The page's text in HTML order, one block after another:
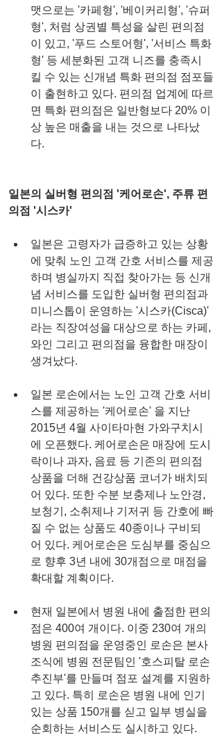
맷으로는 '카페형', '베이커리형', '슈퍼
형', 처럼 상권별 특성을 살린 편의점
이 있고, '푸드 스토어형', '서비스 특화
형' 등 세분화된 고객 니즈를 충족시
킬 수 있는 신개념 특화 편의점 점포들
이 출현하고 있다. 편의점 업계에 따르
면 특화 편의점은 일반형보다 20% 이
상 높은 매출을 내는 것으로 나타났
다.
일본의 실버형 편의점 '케어로손', 주류 편
의점 '시스카'
일본은 고령자가 급증하고 있는 상황
에 맞춰 노인 고객 간호 서비스를 제공
하며 병실까지 직접 찾아가는 등 신개
념 서비스를 도입한 실버형 편의점과
미니스톱이 운영하는 '시스카(Cisca)'
라는 직장여성을 대상으로 하는 카페,
와인 그리고 편의점을 융합한 매장이
생겨났다.
일본 로손에서는 노인 고객 간호 서비
스를 제공하는 '케어로손' 을 지난
2015년 4월 사이타마현 가와구치시
에 오픈했다. 케어로손은 매장에 도시
락이나 과자, 음료 등 기존의 편의점
상품을 더해 건강상품 코너가 배치되
어 있다. 또한 수분 보충제나 노안경,
보청기, 소취제나 기저귀 등 간호에 빠
질 수 없는 상품도 40종이나 구비되
어 있다. 케어로손은 도심부를 중심으
로 향후 3년 내에 30개점으로 매점을
확대할 계획이다.
현재 일본에서 병원 내에 출점한 편의
점은 400여 개이다. 이중 230여 개의
병원 편의점을 운영중인 로손은 본사
조식에 병원 전문팀인 '호스피탈 로손
추진부'를 만들며 점포 설계를 지원하
고 있다. 특히 로손은 병원 내에 인기
있는 상품 150개를 싣고 일부 병실을
순회하는 서비스도 실시하고 있다.